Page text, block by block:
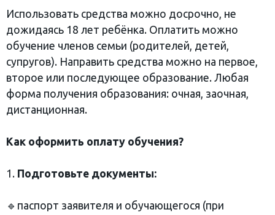
Использовать средства можно досрочно, не
дожидаясь 18 лет ребёнка. Оплатить можно
обучение членов семьи (родителей, детей,
супругов). Направить средства можно на первое,
второе или последующее образование. Любая
форма получения образования: очная, заочная,
дистанционная.
Как оформить оплату обучения?
1. Подготовьте документы:
🔹паспорт заявителя и обучающегося (при